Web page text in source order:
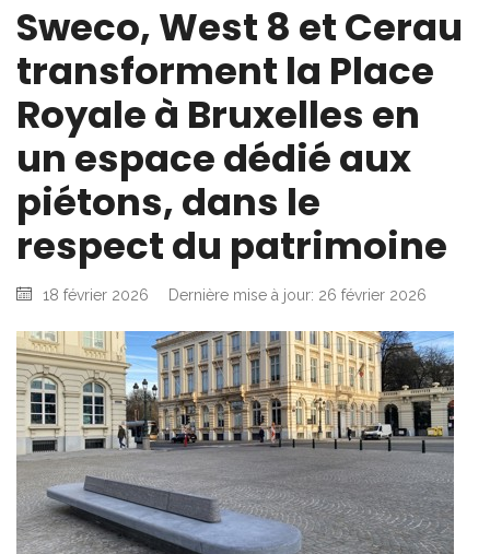
Sweco, West 8 et Cerau
transforment la Place
Royale à Bruxelles en
un espace dédié aux
piétons, dans le
respect du patrimoine
18 février 2026 Dernière mise à jour: 26 février 2026